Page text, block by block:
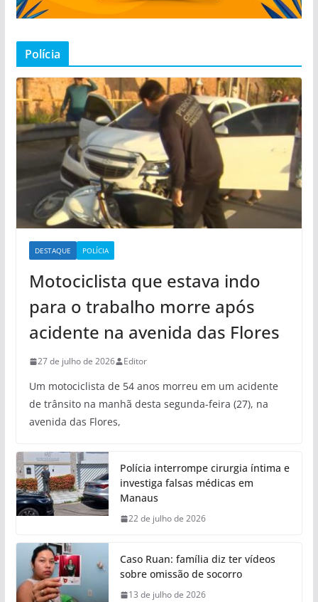
Polícia
DESTAQUE POLÍCIA
Motociclista que estava indo
para o trabalho morre após
acidente na avenida das Flores
27 de julho de 2026 Editor
Um motociclista de 54 anos morreu em um acidente
de trânsito na manhã desta segunda-feira (27), na
avenida das Flores,
Polícia interrompe cirurgia íntima e
investiga falsas médicas em
Manaus
22 de julho de 2026
Caso Ruan: família diz ter vídeos
sobre omissão de socorro
13 de julho de 2026